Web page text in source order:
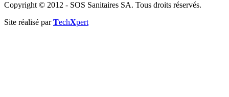
Copyright © 2012 - SOS Sanitaires SA. Tous droits réservés.
Site réalisé parTechXpert